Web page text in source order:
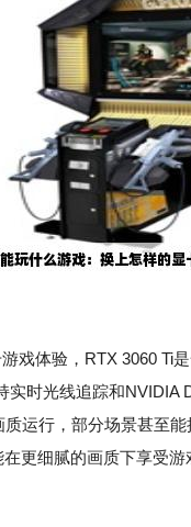
戏体验，RTX 3060 Ti
实时光线追踪和
运行，部分场景甚至
更细腻的画质下享受游